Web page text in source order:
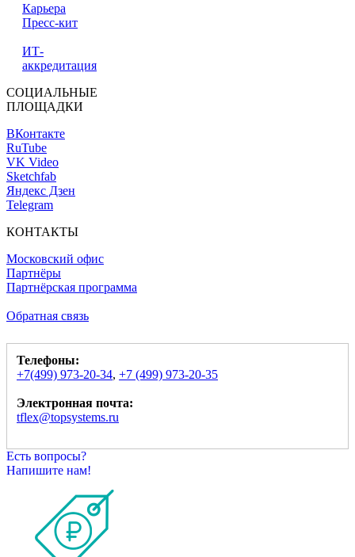
Карьера
Пресс-кит
ИТ-
аккредитация
СОЦИАЛЬНЫЕ
ПЛОЩАДКИ
ВКонтакте
RuTube
VK Video
Sketchfab
Яндекс Дзен
Telegram
КОНТАКТЫ
Московский офис
Партнёры
Партнёрская программа
Обратная связь
Телефоны:
+7(499) 973-20-34, +7 (499) 973-20-35
Электронная почта:
tflex@topsystems.ru
Есть вопросы?
Напишите нам!